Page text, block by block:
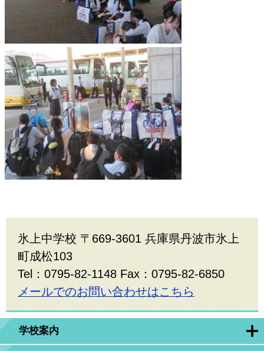
学校案内
氷上中学校 〒669-3601 兵庫県丹波市氷上
町成松103
Tel：0795-82-1148 Fax：0795-82-6850
メールでのお問い合わせはこちら